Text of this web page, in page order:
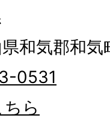
和気郡和気
0531
ら